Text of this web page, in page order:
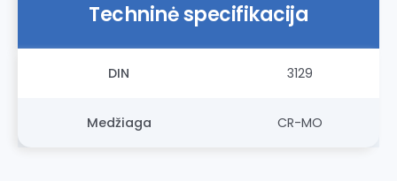
Techninė specifikacija
DIN 3129
Medžiaga CR-MO